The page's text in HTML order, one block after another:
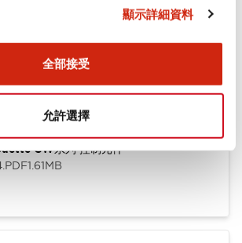
顯示詳細資料
全部接受
允許選擇
檔 認證與標準
CW系列 控制元件
.PDF1.61MB